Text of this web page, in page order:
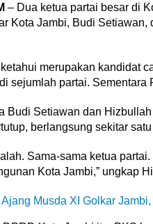
– Dua ketua partai besar di
Kota Jambi, Budi
merupakan kandidat
sejumlah partai.
Budi Setiawan dan
berlangsung sekitar
Sama-sama ketua
Kota Jambi,” ungkap
Ajang Musda XI Golkar